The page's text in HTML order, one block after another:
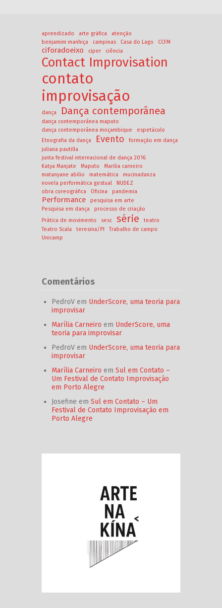
aprendizado arte gráfica
atenção
benjamim manhiça
campinas Casa do Lago CCFM
ciforadoeixo ciper ciência
Contact Improvisation
contato
improvisação
dança Dança contemporânea
dança contemporânea maputo
dança contemporânea moçambique
espetáculo
Etnografia da dança
Evento
formação em dança
juliana pautilla
junta festival internacional de dança 2016
Katya Manjate
Maputo
Marilia carneiro
matanyane abilio
matemática
mucinadanza
novela performática gestual
NUDEZ
obra coreográfica
Oficina pandemia
Performance
pesquisa em arte
Pesquisa em dança
processo de criação
Prática de movimento
sesc série
teatro
Teatro Scala
teresina/PI
Trabalho de campo
Unicamp
Comentários
PedroV em UnderScore, uma teoria para
improvisar
Marília Carneiro em UnderScore, uma
teoria para improvisar
PedroV em UnderScore, uma teoria para
improvisar
Marília Carneiro em Sul em Contato –
Um Festival de Contato Improvisação
em Porto Alegre
Josefine em Sul em Contato – Um
Festival de Contato Improvisação em
Porto Alegre